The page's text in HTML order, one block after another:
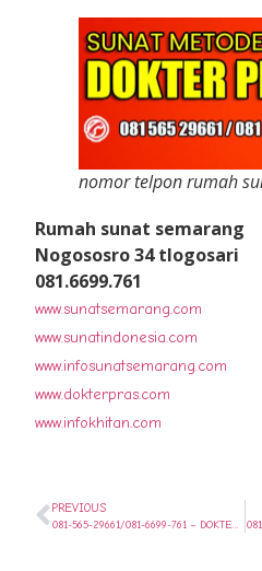
nomor telpon rumah
Rumah sunat semarang
Nogososro 34 tlogosari
081.6699.761
www.sunatsemarang.com
www.sunatindonesia.com
www.infosunatsemarang.com
www.dokterpras.com
www.infokhitan.com
PREVIOUS
081-565-29661/081-6699-761 – DOKTER KHITAN SPEKTAKULER DI SUBAH SEMARANG